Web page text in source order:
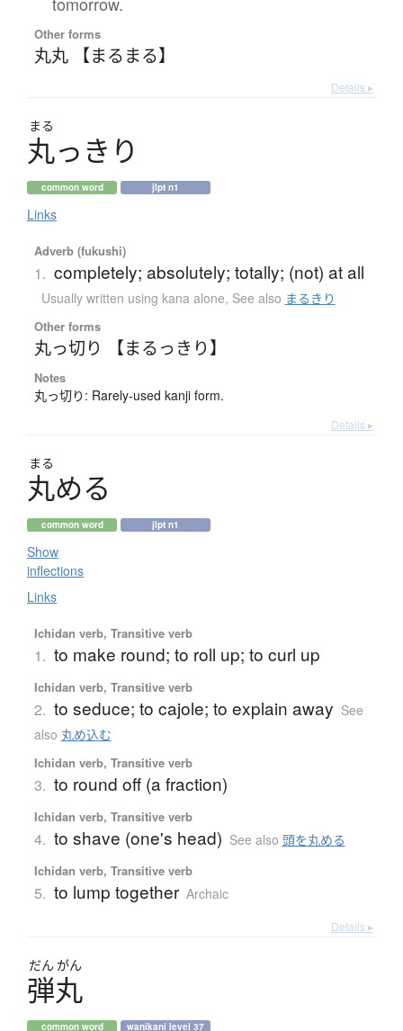
Other forms
丸丸 【まるまる】
Details ▸
まる
丸っ き り
common word jlpt n1
Links
Adverb (fukushi)
1. completely; absolutely; totally; (not) at all
Usually written using kana alone, See also まるきり
Other forms
丸っ切り 【まるっきり】
Notes
丸っ切り: Rarely-used kanji form.
Details ▸
まる
丸める
common word jlpt n1
Show
inflections
Links
Ichidan verb, Transitive verb
1. to make round; to roll up; to curl up
Ichidan verb, Transitive verb
2. to seduce; to cajole; to explain away See
also 丸め込む
Ichidan verb, Transitive verb
3. to round off (a fraction)
Ichidan verb, Transitive verb
4. to shave (one's head) See also 頭を丸める
Ichidan verb, Transitive verb
5. to lump together Archaic
Details ▸
だん がん
弾丸
common word wanikani level 37